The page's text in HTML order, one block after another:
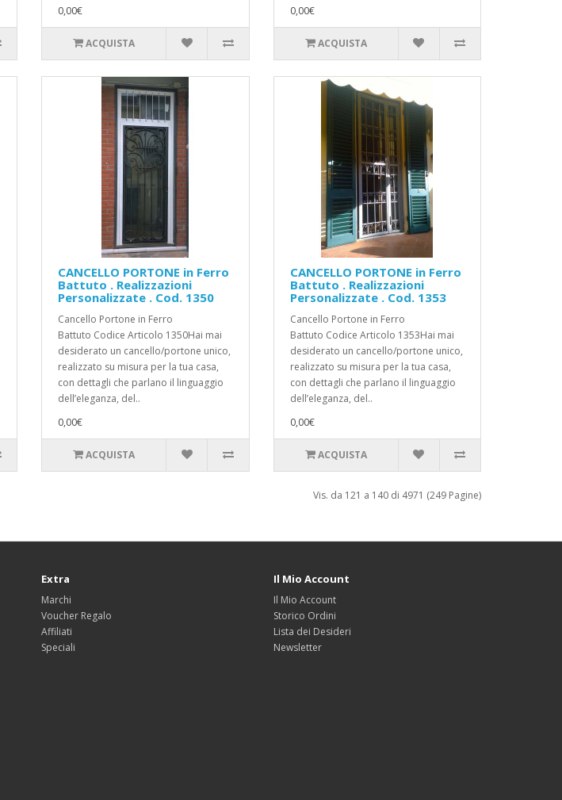
0,00€
ACQUISTA
0,00€
ACQUISTA
CANCELLO PORTONE in Ferro
Battuto . Realizzazioni
Personalizzate . Cod. 1350
Cancello Portone in Ferro
Battuto Codice Articolo 1350Hai mai
desiderato un cancello/portone unico,
realizzato su misura per la tua casa,
con dettagli che parlano il linguaggio
dell’eleganza, del..
0,00€
ACQUISTA
CANCELLO PORTONE in Ferro
Battuto . Realizzazioni
Personalizzate . Cod. 1353
Cancello Portone in Ferro
Battuto Codice Articolo 1353Hai mai
desiderato un cancello/portone unico,
realizzato su misura per la tua casa,
con dettagli che parlano il linguaggio
dell’eleganza, del..
0,00€
ACQUISTA
Vis. da 121 a 140 di 4971 (249 Pagine)
Extra
Marchi
Voucher Regalo
Affiliati
Speciali
Il Mio Account
Il Mio Account
Storico Ordini
Lista dei Desideri
Newsletter